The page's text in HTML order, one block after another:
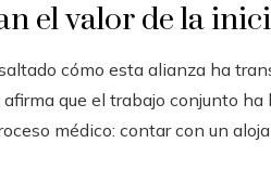
el valor de la
cómo esta alianza ha
que el trabajo conjunto
médico: contar con un